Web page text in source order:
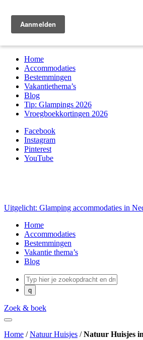
Home
Accommodaties
Bestemmingen
Vakantiethema’s
Blog
Tip: Glampings 2026
Vroegboekkortingen 2026
Facebook
Instagram
Pinterest
YouTube
Uitgelicht: Glamping accommodaties in
Home
Accommodaties
Bestemmingen
Vakantie thema’s
Blog
Zoek & boek
Home /Natuur Huisjes /Natuur Huisjes